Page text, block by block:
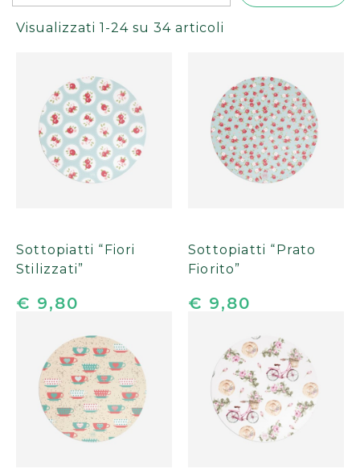
Visualizzati 1-24 su 34 articoli
Sottopiatti “Fiori
Stilizzati”
€ 9,80
Sottopiatti “Prato
Fiorito”
€ 9,80